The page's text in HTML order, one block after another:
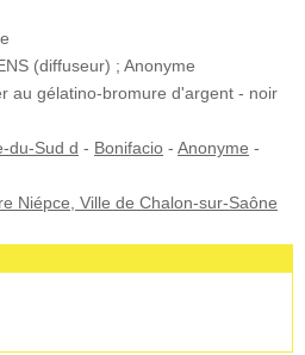
(diffuseur) ; Anonyme
au gélatino-bromure d'argent - noir
du-Sud d - Bonifacio - Anonyme -
Niépce, Ville de Chalon-sur-Saône